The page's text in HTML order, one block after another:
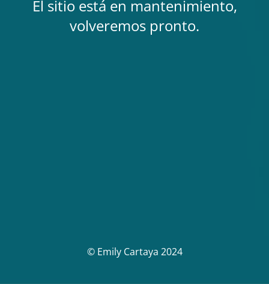
El sitio está en mantenimiento,
volveremos pronto.
© Emily Cartaya 2024